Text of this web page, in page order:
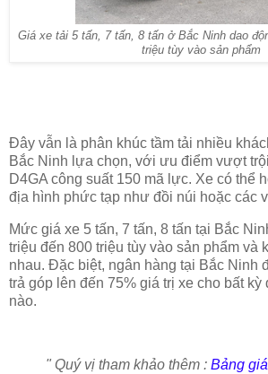
Giá xe tải 5 tấn, 7 tấn, 8 tấn ở Bắc Ninh dao
triệu tùy vào sản phẩm
Đây vẫn là phân khúc tầm tải nhiều
Bắc Ninh lựa chọn, với ưu điểm vượt
D4GA công suất 150 mã lực. Xe có thể
địa hình phức tạp như đồi núi hoặc các
Mức giá xe 5 tấn, 7 tấn, 8 tấn tại Bắc
triệu đến 800 triệu tùy vào sản phẩm và
nhau. Đặc biệt, ngân hàng tại Bắc Ninh
trả góp lên đến 75% giá trị xe cho bất kỳ
nào.
" Quý vị tham khảo thêm : Bảng